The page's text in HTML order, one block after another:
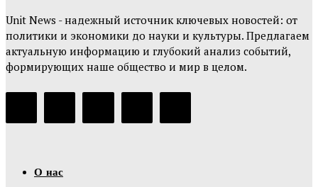
Unit News - надежный источник ключевых новостей: от
политики и экономики до науки и культуры. Предлагаем
актуальную информацию и глубокий анализ событий,
формирующих наше общество и мир в целом.
О нас